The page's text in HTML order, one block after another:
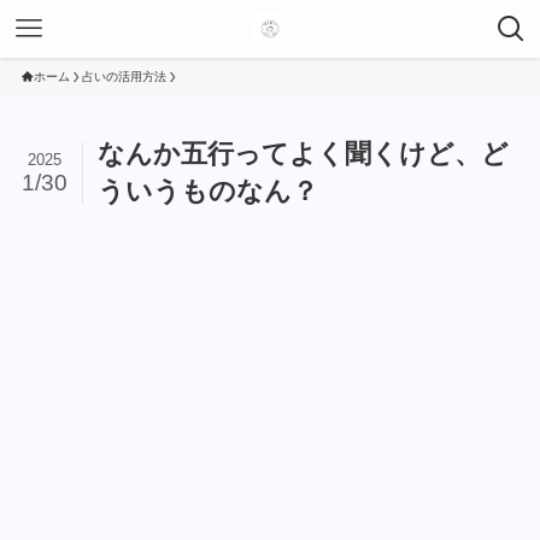
ホーム 占いの活用方法
なんか五行ってよく聞くけど、ど
ういうものなん？
2025
1/30